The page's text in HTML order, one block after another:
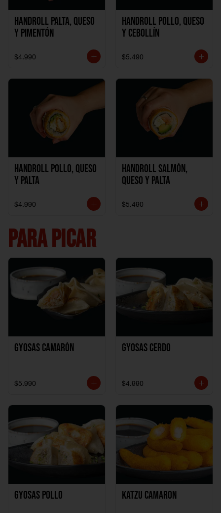
Handroll Palta, Queso
y Pimentón
$4.990
Handroll Pollo, Queso
y Cebollín
$5.490
Handroll Pollo, Queso
y Palta
$4.990
Handroll Salmón,
Queso y Palta
$5.490
PARA PICAR
Gyosas Camarón
$5.990
Gyosas Cerdo
$4.990
Gyosas Pollo Katzu Camarón